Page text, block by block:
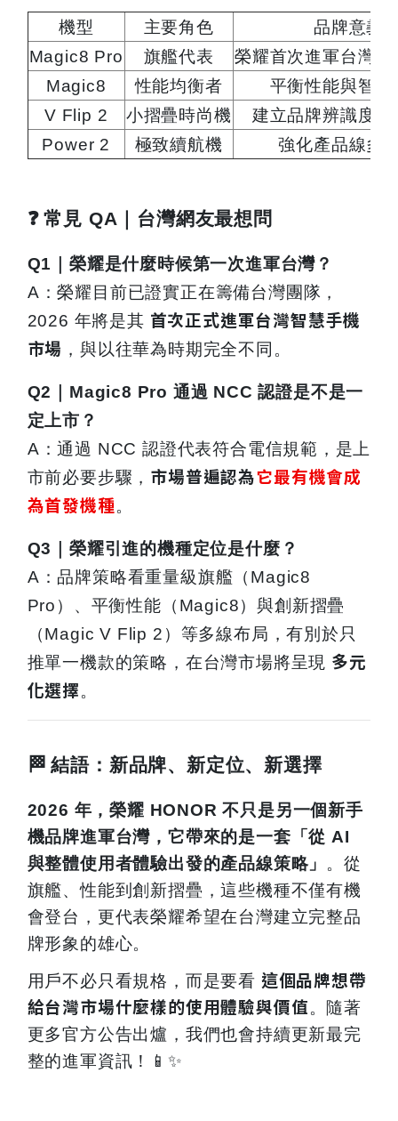
機型 主要角色
品牌意義
Magic8 Pro
旗艦代表
榮耀首次進軍台灣的
Magic8
性能均衡者
平衡性能與智慧
V Flip 2
小摺疊時尚機
建立品牌辨識度與
Power 2
極致續航機 強化產品線多
❓ 常見 QA｜台灣網友最想問
Q1
｜榮耀是什麼時候第一次進軍台灣？
A ：榮耀目前已證實正在籌備台灣團隊，
2026 年將是其 首次正式進軍台灣智慧手機
市場 ，與以往華為時期完全不同。
Q2
｜Magic8 Pro 通過 NCC 認證是不是一
定上市？
A ：通過 NCC 認證代表符合電信規範，是上
市前必要步驟， 市場普遍認為它最有機會成
為首發機種。
Q3
｜榮耀引進的機種定位是什麼？
A ：品牌策略看重量級旗艦（Magic8
Pro）、平衡性能（Magic8）與創新摺疊
（MagicV Flip 2 ）等多線布局，有別於只
推單一機款的策略，在台灣市場將呈現 多元
化選擇。
🏁 結語：新品牌、新定位、新選擇
2026 年，榮耀 HONOR 不只是另一個新手
機品牌進軍台灣，它帶來的是一套「從 AI
與整體使用者體驗出發的產品線策略」 。從
旗艦、性能到創新摺疊，這些機種不僅有機
會登台，更代表榮耀希望在台灣建立完整品
牌形象的雄心。
用戶不必只看規格，而是要看 這個品牌想帶
給台灣市場什麼樣的使用體驗與價值。隨著
更多官方公告出爐，我們也會持續更新最完
整的進軍資訊！
📱✨